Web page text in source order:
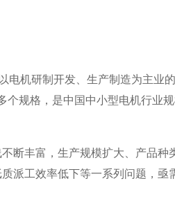
机研制开发、生产制造为主业
规格，是中国中小型电机行业
丰富，生产规模扩大、产品种
派工效率低下等一系列问题，亟